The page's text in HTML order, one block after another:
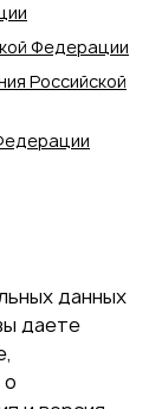
Федерации
Российской
данных
даете
о